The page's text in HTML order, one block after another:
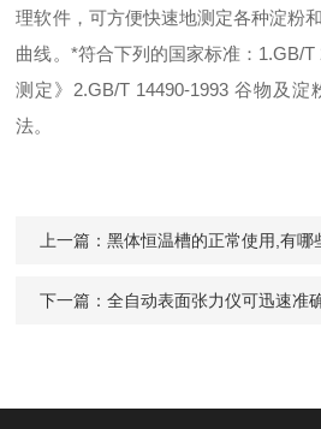
理软件，可方便快速地测定各种淀粉
曲线。*符合下列的国家标准：1.GB/T
测定》2.GB/T 14490-1993 谷物及
法。
上一篇：黑体恒温槽的正常使用,有哪
下一篇：全自动表面张力仪可迅速准